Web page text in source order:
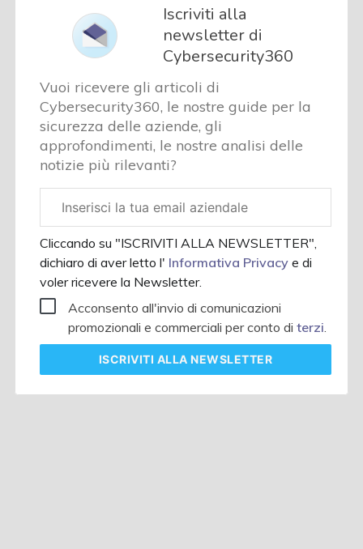
Iscriviti alla
newsletter di
Cybersecurity360
Vuoi ricevere gli articoli di
Cybersecurity360, le nostre guide per la
sicurezza delle aziende, gli
approfondimenti, le nostre analisi delle
notizie più rilevanti?
aziendale
Cliccando su "ISCRIVITI ALLA NEWSLETTER",
dichiaro di aver letto l' Informativa Privacye di
voler ricevere la Newsletter.
Acconsento all'invio di comunicazioni
promozionali e commerciali per conto diterzi.
ISCRIVITI ALLA NEWSLETTER